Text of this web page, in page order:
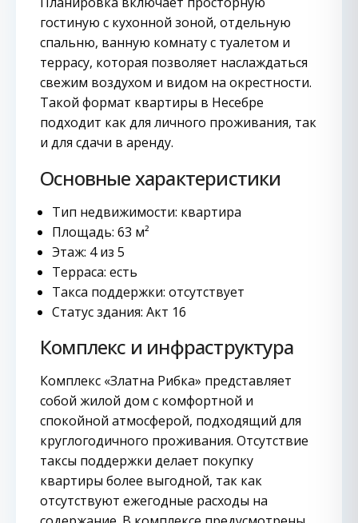
гостиную с кухонной зоной, отдельную
спальню, ванную комнату с туалетом и
террасу, которая позволяет наслаждаться
свежим воздухом и видом на окрестности.
Такой формат квартиры в Несебре
подходит как для личного проживания, так
и для сдачи в аренду.
Основные характеристики
Тип недвижимости: квартира
Площадь: 63 м²
Этаж: 4 из 5
Терраса: есть
Такса поддержки: отсутствует
Статус здания: Акт 16
Комплекс и инфраструктура
Комплекс «Златна Рибка» представляет
собой жилой дом с комфортной и
спокойной атмосферой, подходящий для
круглогодичного проживания. Отсутствие
таксы поддержки делает покупку
квартиры более выгодной, так как
отсутствуют ежегодные расходы на